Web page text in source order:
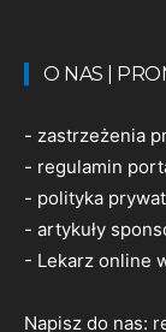
O NAS |
- zastrzeżenia
- regulamin
- polityka
- artykuły
- Lekarz online
Napisz do nas: